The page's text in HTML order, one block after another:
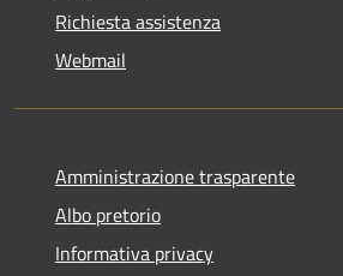
Richiesta assistenza
Webmail
Amministrazione trasparente
Albo pretorio
Informativa privacy